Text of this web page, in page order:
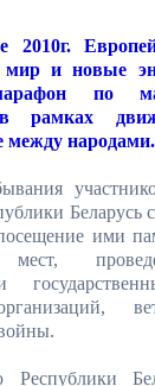
2010г.
мир и новые
по
в рамках
между народами.
Беларусь
ими
мест,